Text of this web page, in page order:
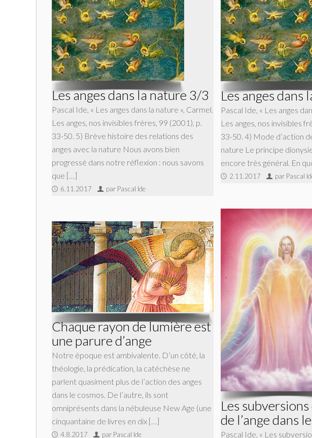
Les anges dans la nature 3/3
Pascal Ide, « Les anges dans la nature », Carmel.
Les anges, nos invisibles frères, 99 (2001), p.
33-50. 5) Brève histoire des relations des
anges avec la nature Nous avons bien
progressé dans notre réflexion : nous savons
que […]
6.11.2017 par Pascal Ide
Les anges dans
Pascal Ide, « Les anges
Les anges, nos invisibles
33-50. 4) Mode d’action
nature Le principe
encore très général. En
2.11.2017 par Pascal
Les
de l’ange dans
Pascal Ide, « Les
Chaque rayon de lumière est
une parure d’ange
Notre époque est ambivalente. D’un côté, la
théologie, la prédication, la catéchèse ne
parlent quasiment plus de l’action des anges
dans le cosmos. De l’autre, ils sont
omniprésents dans la nébuleuse New Age (une
cinquantaine de livres en dix […]
4.8.2017 par Pascal Ide